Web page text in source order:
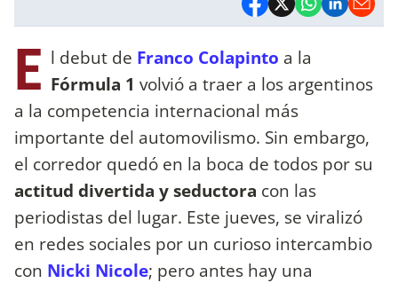
E l debut de Franco Colapinto a la
Fórmula 1 volvió a traer a los argentinos
a la competencia internacional más
importante del automovilismo. Sin embargo,
el corredor quedó en la boca de todos por su
actitud divertida y seductora con las
periodistas del lugar. Este jueves, se viralizó
en redes sociales por un curioso intercambio
con Nicki Nicole; pero antes hay una